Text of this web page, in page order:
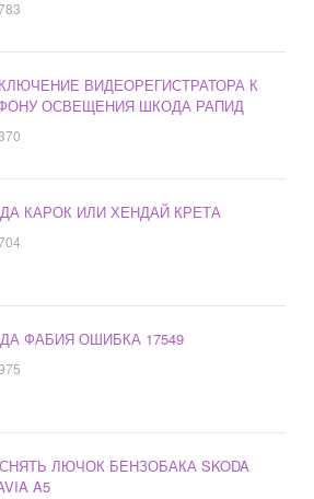
ВИДЕОРЕГИСТРАТОРА К
ОСВЕЩЕНИЯ ШКОДА РАПИД
КАРОК ИЛИ ХЕНДАЙ КРЕТА
ФАБИЯ ОШИБКА 17549
ЛЮЧОК БЕНЗОБАКА SKODA
A5